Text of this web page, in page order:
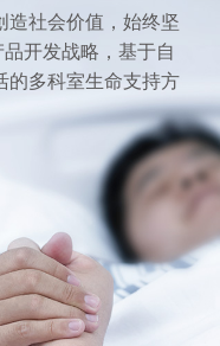
造社会价值，始终坚
开发战略，基于自
的多科室生命支持方